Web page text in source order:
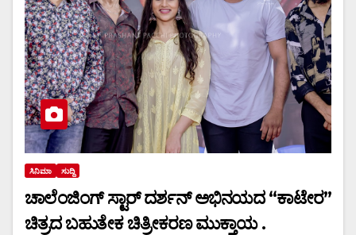
ಸಿನಿಮಾ ಸುದ್ದಿ
ಚಾಲೆಂಜಿಂಗ್ ಸ್ಟಾರ್ ದರ್ಶನ್ ಅಭಿನಯದ “ಕಾಟೇರ”
ಚಿತ್ರದ ಬಹುತೇಕ ಚಿತ್ರೀಕರಣ ಮುಕ್ತಾಯ .